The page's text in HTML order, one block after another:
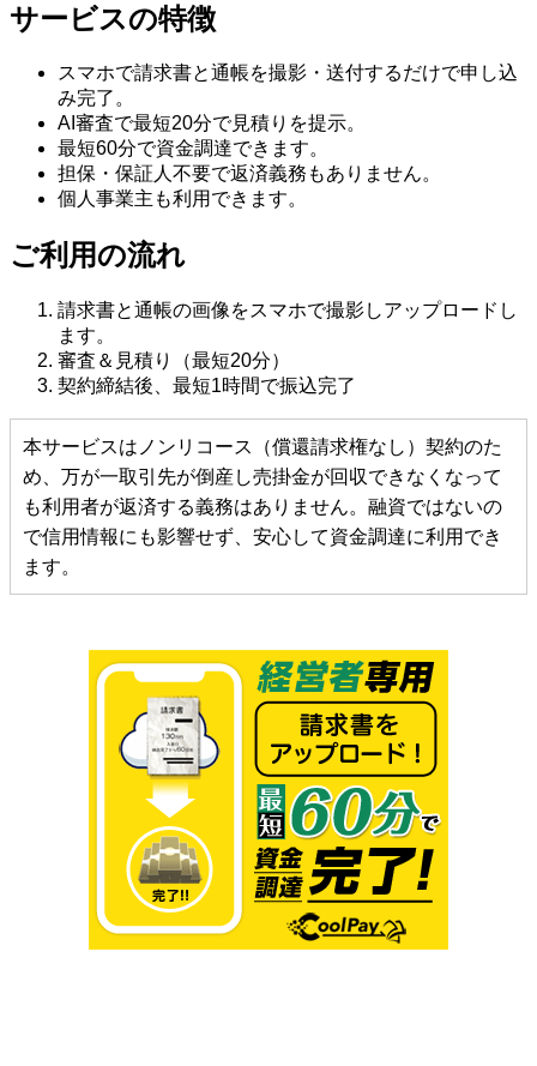
サービスの特徴
スマホで請求書と通帳を撮影・送付するだけで申し込
み完了。
AI審査で最短20分で見積りを提示。
最短60分で資金調達できます。
担保・保証人不要で返済義務もありません。
個人事業主も利用できます。
ご利用の流れ
請求書と通帳の画像をスマホで撮影しアップロードし
ます。
審査＆見積り（最短20分）
契約締結後、最短1時間で振込完了
本サービスはノンリコース（償還請求権なし）契約のた
め、万が一取引先が倒産し売掛金が回収できなくなって
も利用者が返済する義務はありません。融資ではないの
で信用情報にも影響せず、安心して資金調達に利用でき
ます。